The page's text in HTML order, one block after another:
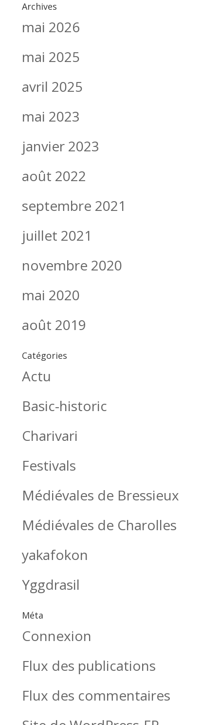
Archives
mai 2026
mai 2025
avril 2025
mai 2023
janvier 2023
août 2022
septembre 2021
juillet 2021
novembre 2020
mai 2020
août 2019
Catégories
Actu
Basic-historic
Charivari
Festivals
Médiévales de Bressieux
Médiévales de Charolles
yakafokon
Yggdrasil
Méta
Connexion
Flux des publications
Flux des commentaires